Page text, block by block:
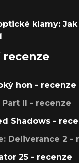
klamy: Jak
recenze
hon - recenze
Part II - recenze
Shadows -
Deliverance 2 -
25 - recenze